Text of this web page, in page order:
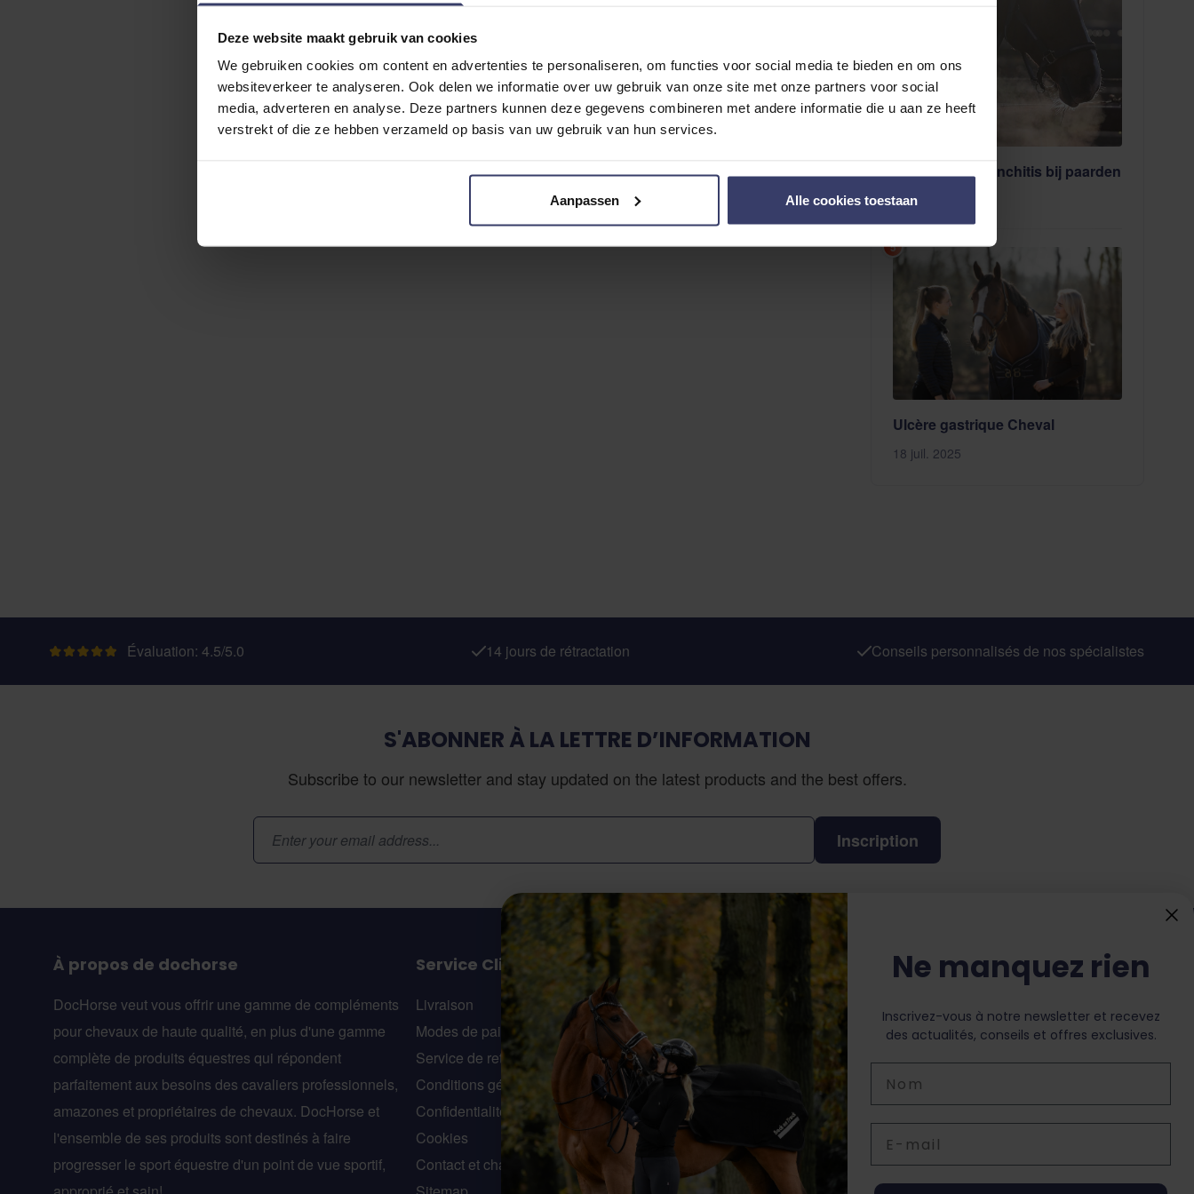
Deze website maakt gebruik van cookies
We gebruiken cookies om content en advertenties te personaliseren, om functies voor social media te bieden en om ons
websiteverkeer te analyseren. Ook delen we informatie over uw gebruik van onze site met onze partners voor social
media, adverteren en analyse. Deze partners kunnen deze gegevens combineren met andere informatie die u aan ze heeft
verstrekt of die ze hebben verzameld op basis van uw gebruik van hun services.
Aanpassen Alle cookies toestaan
Hoesten en bronchitis bij paarden
18 juil. 2025
5
Ulcère gastrique Cheval
18 juil. 2025
Évaluation: 4.5/5.0 14 jours de rétractation Conseils personnalisés de nos spécialistes
S'ABONNER À LA LETTRE D’INFORMATION
Subscribe to our newsletter and stay updated on the latest products and the best offers.
Adresse email
Inscription
À propos de dochorse
DocHorse veut vous offrir une gamme de compléments
pour chevaux de haute qualité, en plus d'une gamme
complète de produits équestres qui répondent
parfaitement aux besoins des cavaliers professionnels,
amazones et propriétaires de chevaux. DocHorse et
l'ensemble de ses produits sont destinés à faire
progresser le sport équestre d'un point de vue sportif,
Service Client
Livraison
Modes de paiement
Service de retour
Conditions générales
Confidentialité
Cookies
Contact et chat
Nos Coordonnées
Sterrenbergweg 40
3769 BT Soesterberg
Les Pays Bas
info@dochorse.com
+31 (0) 30 241 28 30
Ne manquez rien
Inscrivez-vous à notre newsletter et recevez
des actualités, conseils et offres exclusives.